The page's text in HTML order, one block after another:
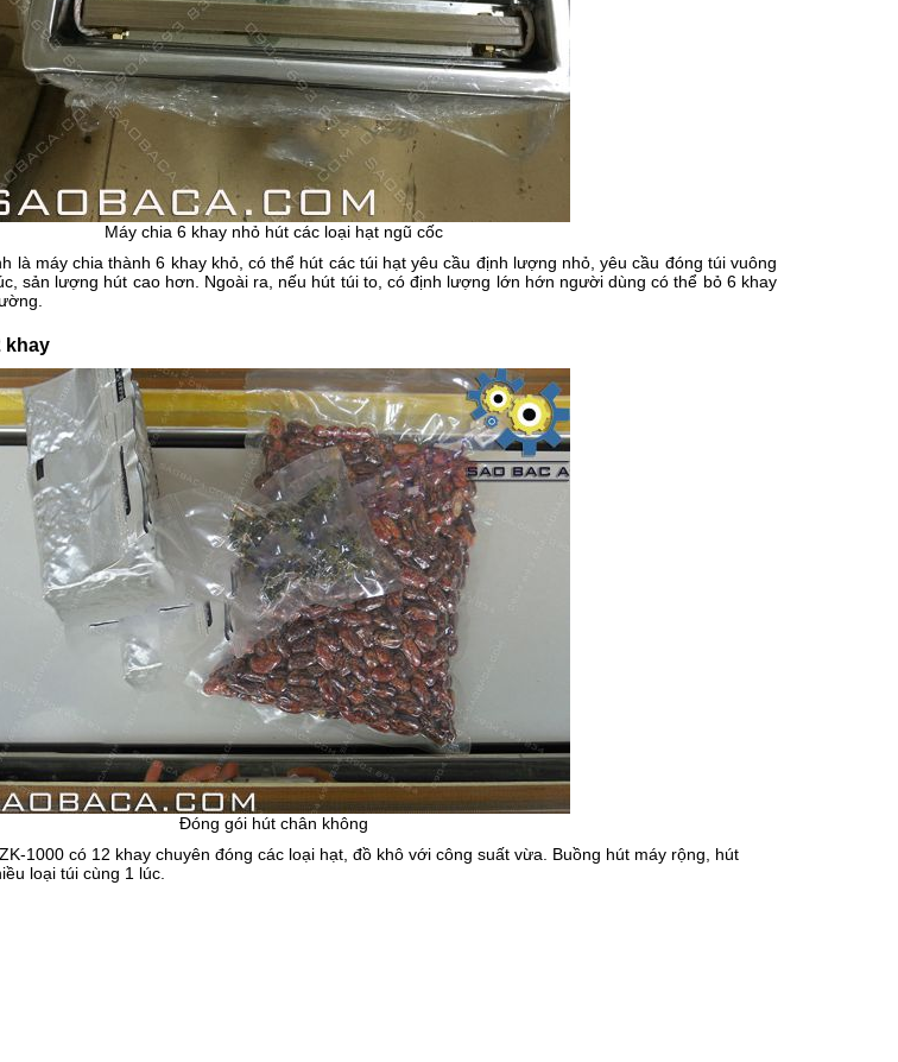
Máy chia 6 khay nhỏ hút các loại hạt ngũ cốc
là máy chia thành 6 khay khỏ, có thể hút các túi hạt yêu cầu định lượng nhỏ, yêu cầu đóng túi vuông
sản lượng hút cao hơn. Ngoài ra, nếu hút túi to, có định lượng lớn hớn người dùng có thể bỏ 6 khay
khay
Đóng gói hút chân không
1000 có 12 khay chuyên đóng các loại hạt, đồ khô với công suất vừa. Buồng hút máy rộng, hút
loại túi cùng 1 lúc.